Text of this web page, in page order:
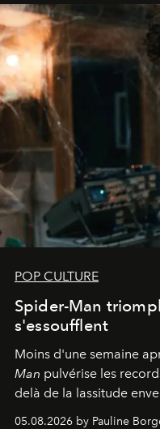
POP CULTURE
Spider-Man
s'essoufflent
Moins d'une semaine
Man pulvérise les
delà de la lassitude
05.08.2026 by Pauline